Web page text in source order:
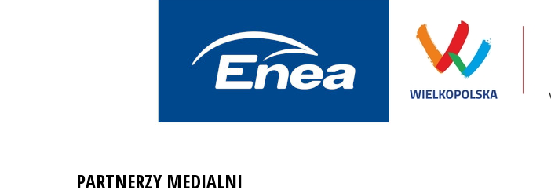
PARTNERZY MEDIALNI